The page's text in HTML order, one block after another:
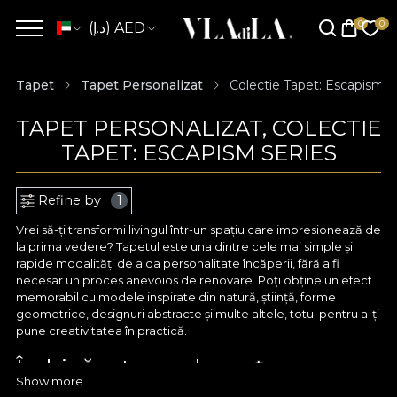
(د.إ) AED
Tapet Tapet Personalizat Colectie Tapet: Escapism
TAPET PERSONALIZAT, COLECTIE
TAPET: ESCAPISM SERIES
Refine by 1
Vrei să-ți transformi livingul într-un spațiu care impresionează de
la prima vedere? Tapetul este una dintre cele mai simple și
rapide modalități de a da personalitate încăperii, fără a fi
necesar un proces anevoios de renovare. Poți obține un efect
memorabil cu modele inspirate din natură, știință, forme
geometrice, designuri abstracte și multe altele, totul pentru a-ți
pune creativitatea în practică.
Îmbină arta cu eleganța cu
Show more